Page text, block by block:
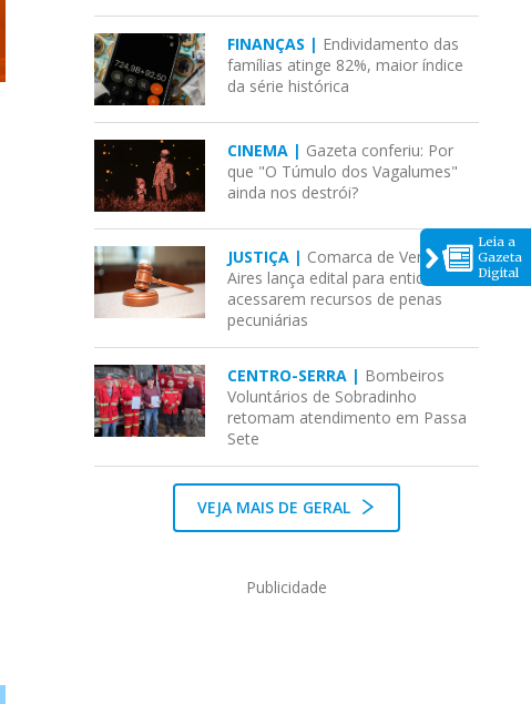
Leia a
Gazeta
Digital
FINANÇAS | Endividamento das
famílias atinge 82%, maior índice
da série histórica
CINEMA | Gazeta conferiu: Por
que "O Túmulo dos Vagalumes"
ainda nos destrói?
JUSTIÇA | Comarca de Venâncio
Aires lança edital para entidades
acessarem recursos de penas
pecuniárias
CENTRO-SERRA | Bombeiros
Voluntários de Sobradinho
retomam atendimento em Passa
Sete
VEJA MAIS DE GERAL
Publicidade